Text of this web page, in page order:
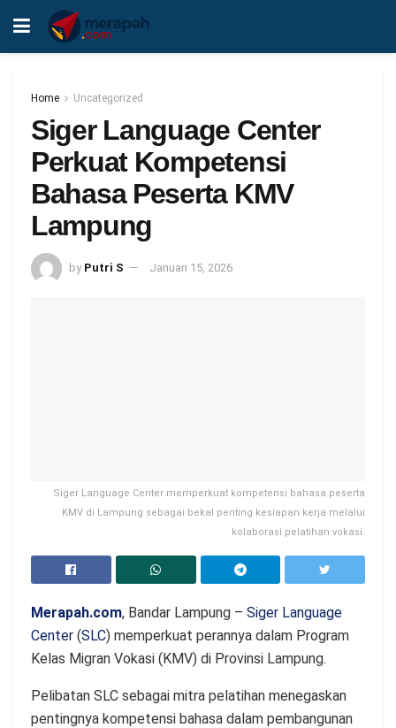
Home Uncategorized
Siger Language Center
Perkuat Kompetensi
Bahasa Peserta KMV
Lampung
by Putri S Januari 15, 2026
Siger Language Center memperkuat kompetensi bahasa peserta
KMV di Lampung sebagai bekal penting kesiapan kerja melalui
kolaborasi pelatihan vokasi.
Merapah.com, Bandar Lampung – Siger Language
Center (SLC) memperkuat perannya dalam Program
Kelas Migran Vokasi (KMV) di Provinsi Lampung.
Pelibatan SLC sebagai mitra pelatihan menegaskan
pentingnya kompetensi bahasa dalam pembangunan